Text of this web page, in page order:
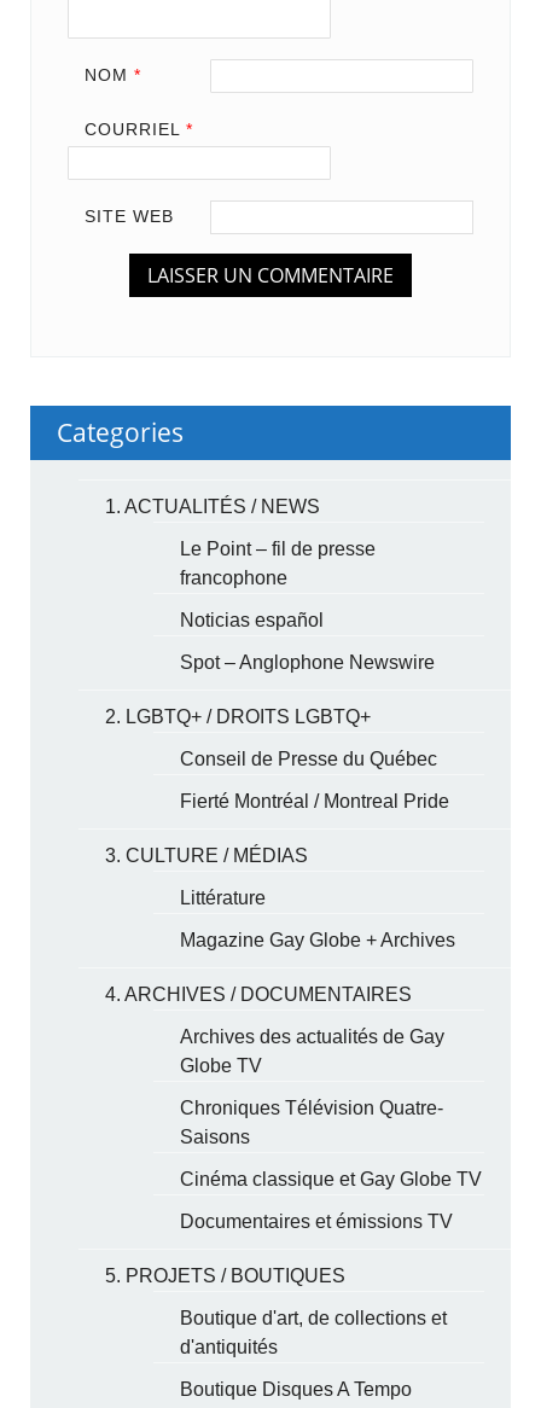
NOM *
COURRIEL *
SITE WEB
Categories
1. ACTUALITÉS / NEWS
Le Point – fil de presse
francophone
Noticias español
Spot – Anglophone Newswire
2. LGBTQ+ / DROITS LGBTQ+
Conseil de Presse du Québec
Fierté Montréal / Montreal Pride
3. CULTURE / MÉDIAS
Littérature
Magazine Gay Globe + Archives
4. ARCHIVES / DOCUMENTAIRES
Archives des actualités de Gay
Globe TV
Chroniques Télévision Quatre-
Saisons
Cinéma classique et Gay Globe TV
Documentaires et émissions TV
5. PROJETS / BOUTIQUES
Boutique d'art, de collections et
d'antiquités
Boutique Disques A Tempo